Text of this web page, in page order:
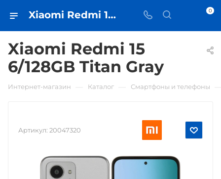
Xiaomi Redmi 15 6/128GB Titan Gray • купить в Самаре - iЧехол 0
Xiaomi Redmi 15
6/128GB Titan Gray
Интернет-магазин Каталог Смартфоны и телефоны
Артикул: 20047320